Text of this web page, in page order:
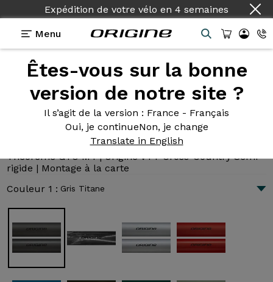
Pays : Français
Menu
Êtes-vous sur la bonne
version de notre site ?
Il s’agit de la version : France - Français
Oui, je continueNon, je change
Translate in English
Présentation
Théorème GTO M4
Théorème GTO M4 | Origine VTT Cross-Country Semi-
rigide | Montage à la carte
Couleur 1 : Gris Titane